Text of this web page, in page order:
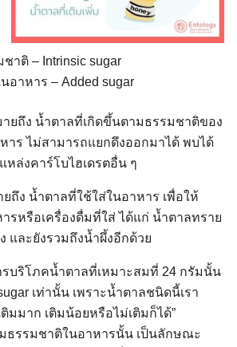
าติ – Intrinsic sugar
อาหาร – Added sugar
ยถึง น้ำตาลที่เกิดขึ้นตามธรรมชาติของ
าร ไม่สามารถแยกดึงออกมาได้ พบได้
หล่งคาร์โบไฮเดรตอื่น ๆ
ถึง น้ำตาลที่ใช้ใส่ในอาหาร เพื่อให้
รหรือเครื่องดื่มที่ใส่ ได้แก่ น้ำตาลทราย
และยังรวมถึงน้ำผึ้งอีกด้วย
บริโภคน้ำตาลที่เหมาะสมที่ 24 กรัมนั้น
เท่านั้น เพราะน้ำตาลชนิดนี้เรา
ติมมาก เติมน้อยหรือไม่เติมก็ได้”
รรมชาติในอาหารนั้น เป็นลักษณะ